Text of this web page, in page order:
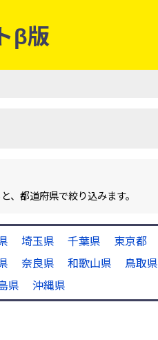
β版
都道府県で絞り込みます。
埼玉県 千葉県 東京都
奈良県 和歌山県 鳥取県
県 沖縄県